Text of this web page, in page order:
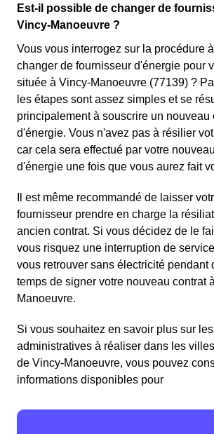
Est-il possible de changer de
Vincy-Manoeuvre ?
Vous vous interrogez sur la procédure
changer de fournisseur d'énergie pour
située à Vincy-Manoeuvre (77139) ?
les étapes sont assez simples et se
principalement à souscrire un nouveau
d'énergie. Vous n'avez pas à résilier
car cela sera effectué par votre
d'énergie une fois que vous aurez fait
Il est même recommandé de laisser
fournisseur prendre en charge la
ancien contrat. Si vous décidez de le
vous risquez une interruption de
vous retrouver sans électricité pendant
temps de signer votre nouveau contrat
Manoeuvre.
Si vous souhaitez en savoir plus sur
administratives à réaliser dans les
de Vincy-Manoeuvre, vous pouvez
informations disponibles pour